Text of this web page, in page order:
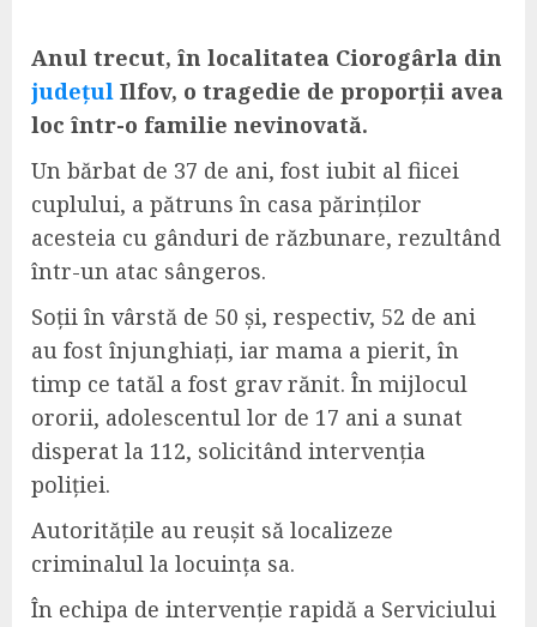
Anul trecut, în localitatea Ciorogârla din
județul Ilfov, o tragedie de proporții avea
loc într-o familie nevinovată.
Un bărbat de 37 de ani, fost iubit al fiicei
cuplului, a pătruns în casa părinților
acesteia cu gânduri de răzbunare, rezultând
într-un atac sângeros.
Soții în vârstă de 50 și, respectiv, 52 de ani
au fost înjunghiați, iar mama a pierit, în
timp ce tatăl a fost grav rănit. În mijlocul
ororii, adolescentul lor de 17 ani a sunat
disperat la 112, solicitând intervenția
poliției.
Autoritățile au reușit să localizeze
criminalul la locuința sa.
În echipa de intervenție rapidă a Serviciului